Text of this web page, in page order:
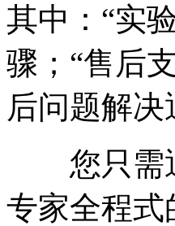
其中：“实
骤；“售后
后问题解
您只需通
专家全程式